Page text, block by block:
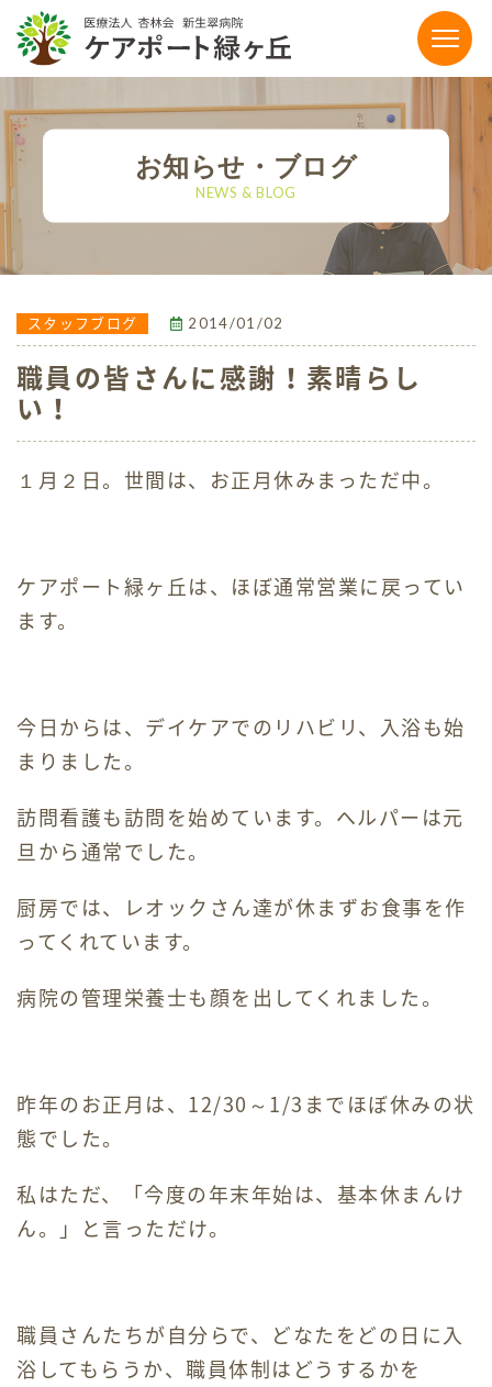
お知らせ・ブログ
NEWS & BLOG
スタッフブログ 2014/01/02
職員の皆さんに感謝！素晴らし
い！
１月２日。世間は、お正月休みまっただ中。
ケアポート緑ヶ丘は、ほぼ通常営業に戻ってい
ます。
今日からは、デイケアでのリハビリ、入浴も始
まりました。
訪問看護も訪問を始めています。ヘルパーは元
旦から通常でした。
厨房では、レオックさん達が休まずお食事を作
ってくれています。
病院の管理栄養士も顔を出してくれました。
昨年のお正月は、12/30～1/3までほぼ休みの状
態でした。
私はただ、「今度の年末年始は、基本休まんけ
ん。」と言っただけ。
職員さんたちが自分らで、どなたをどの日に入
浴してもらうか、職員体制はどうするかを
〒864-0041 熊本県荒尾市荒尾4186-15
0968-65-5111
【お電話受付時間】平日9:00〜17:00
施設のご案内
デイケア
採用情報
お問い合わせ
かわせみ苑